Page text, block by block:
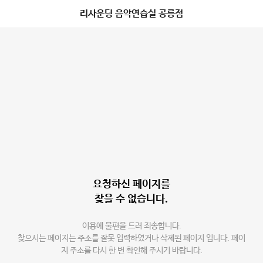
리사운딩 음악연습실 공릉점
요청하신 페이지를
찾을 수 없습니다.
이용에 불편을 드려 죄송합니다.
찾으시는 페이지는 주소를 잘못 입력하였거나 삭제된 페이지 입니다. 페이
지 주소를 다시 한 번 확인해 주시기 바랍니다.